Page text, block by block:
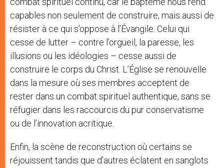
capables non seulement de construire, mais aussi de
résister à ce qui s’oppose à l’Évangile. Celui qui
cesse de lutter – contre l’orgueil, la paresse, les
illusions ou les idéologies – cesse aussi de
construire le corps du Christ. L’Église se renouvelle
dans la mesure où ses membres acceptent de
rester dans un combat spirituel authentique, sans se
réfugier dans les raccourcis du pur conservatisme
ou de l’innovation acritique.
Enfin, la scène de reconstruction où certains se
réjouissent tandis que d’autres éclatent en sanglots